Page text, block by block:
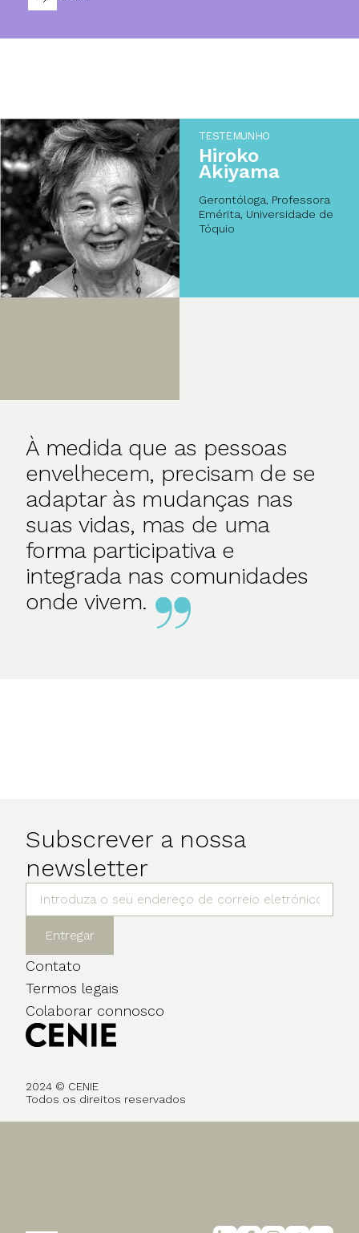
À medida que as pessoas
envelhecem, precisam de se
adaptar às mudanças nas
suas vidas, mas de uma
forma participativa e
integrada nas comunidades
onde vivem.
TESTEMUNHO
Hiroko
Akiyama
Gerontóloga, Professora
Emérita, Universidade de
Tóquio
Subscrever a nossa
newsletter
Entregar
Contato
Termos legais
Colaborar connosco
2024 © CENIE
Todos os direitos reservados